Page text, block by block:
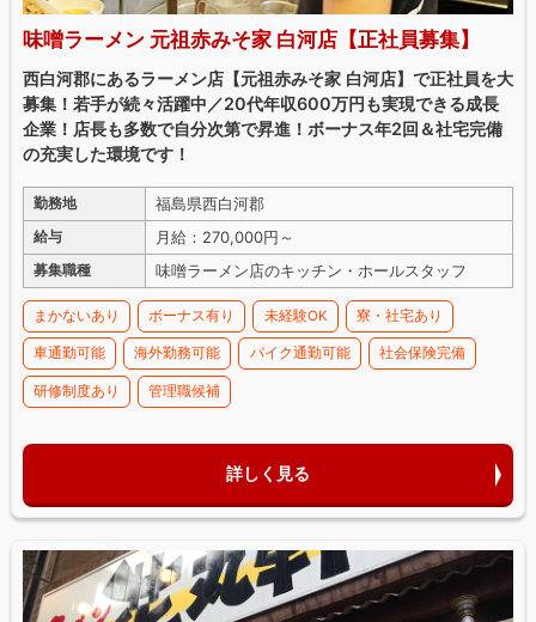
味噌ラーメン 元祖赤みそ家 白河店【正社員募集】
西白河郡にあるラーメン店【元祖赤みそ家 白河店】で正社員を大
募集！若手が続々活躍中／20代年収600万円も実現できる成長
企業！店長も多数で自分次第で昇進！ボーナス年2回＆社宅完備
の充実した環境です！
勤務地 福島県西白河郡
給与 月給：270,000円～
募集職種 味噌ラーメン店のキッチン・ホールスタッフ
まかないあり ボーナス有り 未経験OK 寮・社宅あり
車通勤可能 海外勤務可能 バイク通勤可能 社会保険完備
研修制度あり 管理職候補
詳しく見る